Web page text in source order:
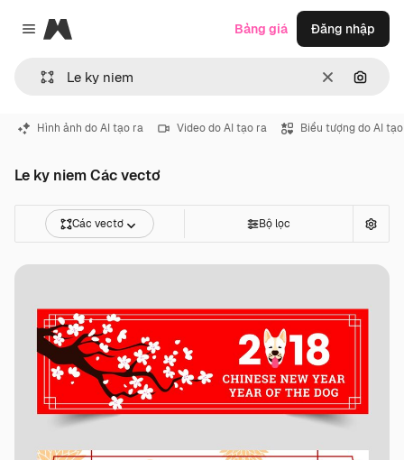
Close menu
Magnific
ThôngTìm
Bảng giá Đăng nhập
Hình ảnh do AI tạo ra Video do AI tạo ra Biểu tượng do AI
Le ky niem Các vectơ
Các vectơ Bộ lọc